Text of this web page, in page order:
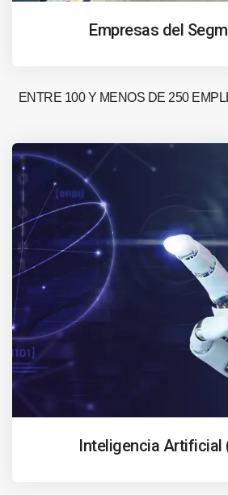
Empresas del
ENTRE 100 Y MENOS DE 250
Inteligencia Artificial